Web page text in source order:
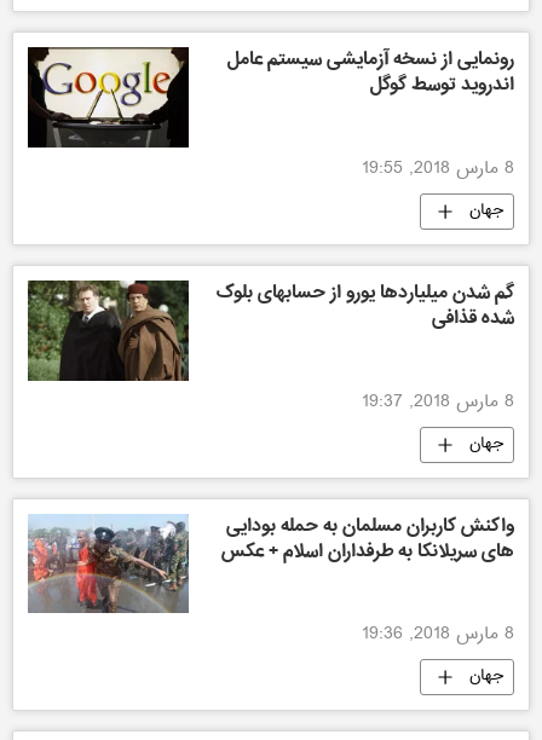
رونمایی از نسخه آزمایشی سیستم عامل
اندروید توسط گوگل
8 مارس 2018, 19:55
جهان
گم شدن میلیاردها یورو از حسابهای بلوک
شده قذافی
8 مارس 2018, 19:37
جهان
واکنش کاربران مسلمان به حمله بودایی
های سریلانکا به طرفداران اسلام + عکس
8 مارس 2018, 19:36
جهان